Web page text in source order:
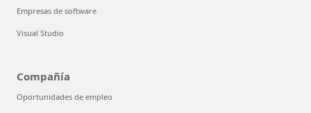
Empresas de software
Visual Studio
Compañía
Oportunidades de empleo